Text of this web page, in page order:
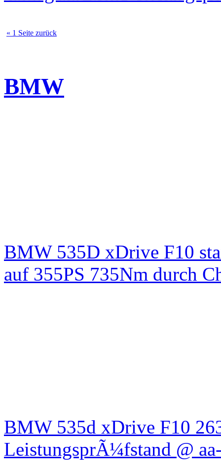
« 1 Seite zurück
BMW
BMW 535D xDrive F10
auf 355PS 735Nm durch
BMW 535d xDrive F10
LeistungsprÃ¼fstand @